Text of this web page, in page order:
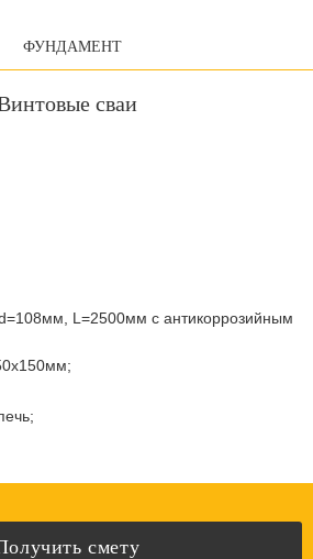
ФУНДАМЕНТ
сваи
L=2500мм с антикоррозийным
смету